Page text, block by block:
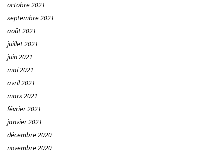
octobre 2021
septembre 2021
août 2021
juillet 2021
juin 2021
mai 2021
avril 2021
mars 2021
février 2021
janvier 2021
décembre 2020
novembre 2020